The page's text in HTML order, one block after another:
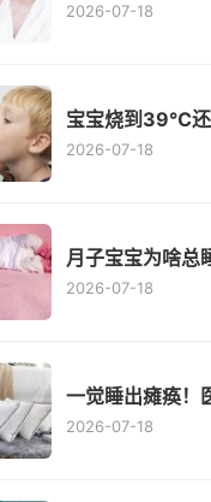
2026-07-18
宝宝烧到39℃还
2026-07-18
月子宝宝为啥总
2026-07-18
一觉睡出瘫痪！
2026-07-18